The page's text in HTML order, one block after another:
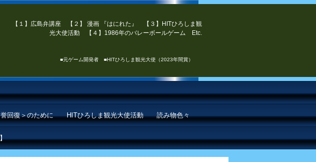
【１】広島弁講座 【２】 漫画 『はにれた』 【３】HITひろしま観
光大使活動 【４】1986年のバレーボールゲーム Etc.
■元ゲーム開発者 ■HITひろしま観光大使（2023年間賞）
回復＞のために HITひろしま観光大使活動 読み物色々